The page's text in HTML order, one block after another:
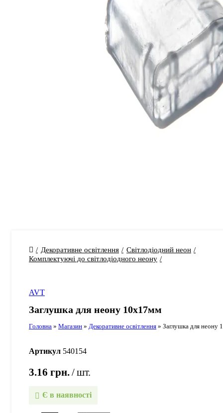
Декоративне освітлення
Світлодіодний неон
Комплектуючі до світлодіодного неону
AVT
Заглушка для неону 10х17мм
Головна » Магазин » Декоративне освітлення » Заглушка для неону
Артикул 540154
3.16 грн. шт.
Є в наявності